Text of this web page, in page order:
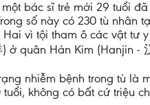
một bác sĩ trẻ mới 29 tuổi
số này có 230 tù nhân
Hai vì tội tham ô các vật tư
ở quân Hán Kim (Hanjin -
nhiễm bệnh trong tù là
tuổi, không có bất cứ triệu